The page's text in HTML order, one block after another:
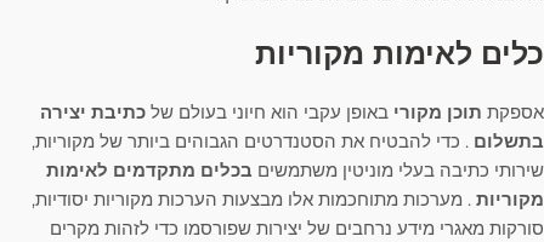
כלים לאימות מקוריות
אספקת תוכן מקורי באופן עקבי הוא חיוני בעולם של כתיבת יצירה
בתשלום . כדי להבטיח את הסטנדרטים הגבוהים ביותר של מקוריות,
שירותי כתיבה בעלי מוניטין משתמשים בכלים מתקדמים לאימות
מקוריות . מערכות מתוחכמות אלו מבצעות הערכות מקוריות יסודיות,
סורקות מאגרי מידע נרחבים של יצירות שפורסמו כדי לזהות מקרים